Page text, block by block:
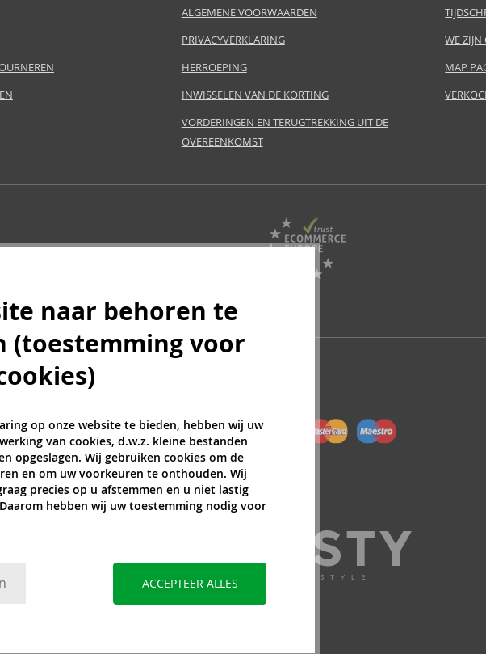
ALGEMENE VOORWAARDEN
PRIVACYVERKLARING
HERROEPING
INWISSELEN VAN DE KORTING
VORDERINGEN EN TERUGTREKKING UIT DE
OVEREENKOMST
WE ZIJN
MAP
naar behoren te
(toestemming voor
op onze website te bieden, hebben wij uw
van cookies, d.w.z. kleine bestanden
opgeslagen. Wij gebruiken cookies om de
en om uw voorkeuren te onthouden. Wij
precies op u afstemmen en u niet lastig
hebben wij uw toestemming nodig voor
ACCEPTEER ALLES